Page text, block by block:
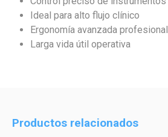
Ideal para alto flujo clínico
Ergonomía avanzada profesional
Larga vida útil operativa
Productos relacionados